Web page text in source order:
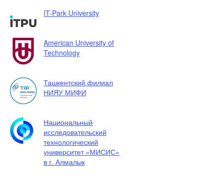
IT-Park University
American University of
Technology
Ташкентский филиал
НИЯУ МИФИ
Национальный
исследовательский
технологический
университет «МИСИС»
в г. Алмалык